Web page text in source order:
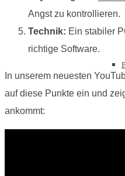
Angst zu kontrollieren.
Technik: Ein stabiler
richtige Software.
In unserem neuesten
auf diese Punkte ein und
ankommt: